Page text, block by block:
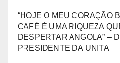
“HOJE O MEU CORAÇÃO
CAFÉ É UMA RIQUEZA
DESPERTAR ANGOLA” –
PRESIDENTE DA UNITA